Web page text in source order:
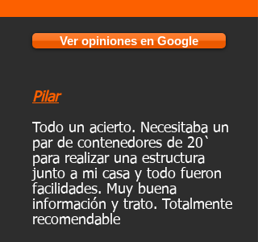
Ver opiniones en Google
Pilar
Todo un acierto. Necesitaba un
par de contenedores de 20`
para realizar una estructura
junto a mi casa y todo fueron
facilidades. Muy buena
información y trato. Totalmente
recomendable